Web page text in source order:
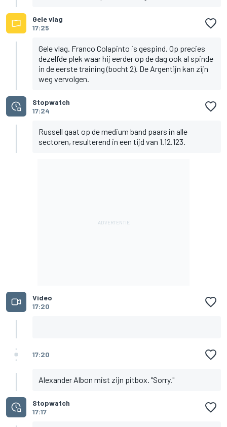
Gele vlag
17:25
Gele vlag. Franco Colapinto is gespind. Op precies
dezelfde plek waar hij eerder op de dag ook al spinde
in de eerste training (bocht 2). De Argentijn kan zijn
weg vervolgen.
Stopwatch
17:24
Russell gaat op de medium band paars in alle
sectoren, resulterend in een tijd van 1.12.123.
Video
17:20
17:20
Alexander Albon mist zijn pitbox. "Sorry."
Stopwatch
17:17